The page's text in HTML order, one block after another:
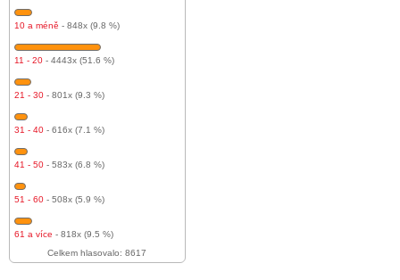
10 a méně - 848x (9.8 %)
11 - 20 - 4443x (51.6 %)
21 - 30 - 801x (9.3 %)
31 - 40 - 616x (7.1 %)
41 - 50 - 583x (6.8 %)
51 - 60 - 508x (5.9 %)
61 a více - 818x (9.5 %)
Celkem hlasovalo: 8617